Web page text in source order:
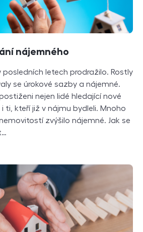
nájemného
posledních letech prodražilo. Rostly
se úrokové sazby a nájemné.
nejen lidé hledající nové
ti, kteří již v nájmu bydleli. Mnoho
zvýšilo nájemné. Jak se